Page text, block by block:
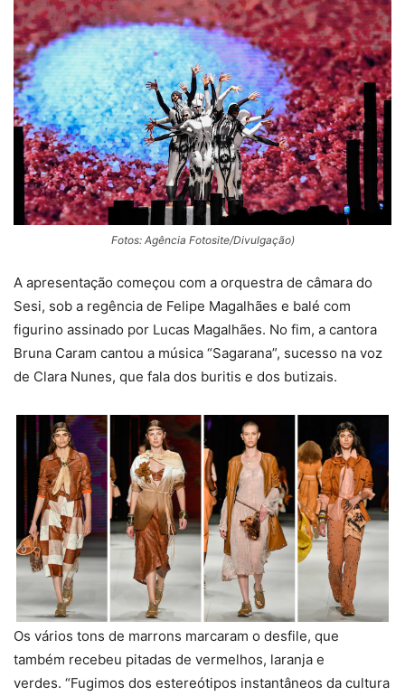
Fotos: Agência Fotosite/Divulgação)
A apresentação começou com a orquestra de câmara do
Sesi, sob a regência de Felipe Magalhães e balé com
figurino assinado por Lucas Magalhães. No fim, a cantora
Bruna Caram cantou a música “Sagarana”, sucesso na voz
de Clara Nunes, que fala dos buritis e dos butizais.
Os vários tons de marrons marcaram o desfile, que
também recebeu pitadas de vermelhos, laranja e
verdes. “Fugimos dos estereótipos instantâneos da cultura